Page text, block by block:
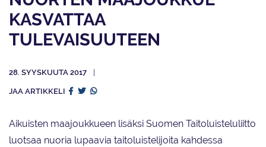
KASVATTAA
TULEVAISUUTEEN
28. SYYSKUUTA 2017
JAA ARTIKKELI
Aikuisten maajoukkueen lisäksi Suomen Taitoluisteluliitto
luotsaa nuoria lupaavia taitoluistelijoita kahdessa